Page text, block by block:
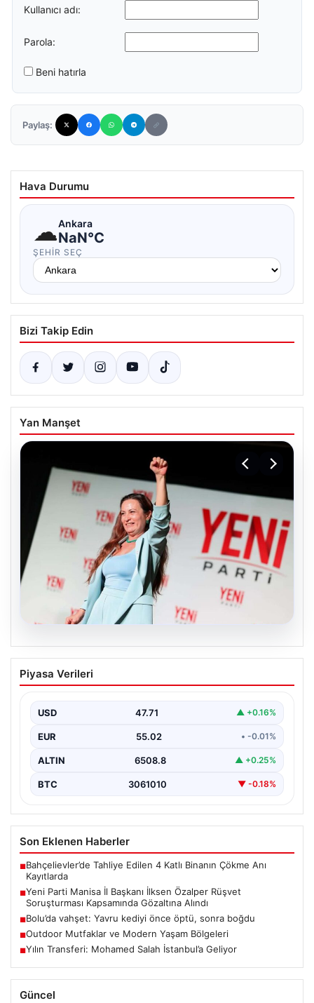
Kullanıcı adı:
Parola:
Beni hatırla
Paylaş:
Hava Durumu
☁Ankara
NaN°C
ŞEHIR SEÇ
Bizi Takip Edin
Yan Manşet
Yeni Parti Manisa İl Başkanı İlksen
Özalper Rüşvet Soruşturması
Manisa'da yürütülen önemli bir rüşvet soruşturmasında
Piyasa Verileri
USD 47.71 ▲ +0.16%
EUR 55.02 • -0.01%
ALTIN 6508.8 ▲ +0.25%
BTC 3061010 ▼ -0.18%
Son Eklenen Haberler
■Bahçelievler’de Tahliye Edilen 4 Katlı Binanın Çökme Anı
Kayıtlarda
■Yeni Parti Manisa İl Başkanı İlksen Özalper Rüşvet
Soruşturması Kapsamında Gözaltına Alındı
■Bolu’da vahşet: Yavru kediyi önce öptü, sonra boğdu
■Outdoor Mutfaklar ve Modern Yaşam Bölgeleri
■Yılın Transferi: Mohamed Salah İstanbul’a Geliyor
Güncel